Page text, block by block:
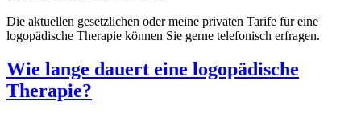
Die aktuellen gesetzlichen oder meine privaten Tarife für eine
logopädische Therapie können Sie gerne telefonisch erfragen.
Wie lange dauert eine logopädische
Therapie?